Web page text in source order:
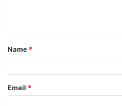
Name *
Email *